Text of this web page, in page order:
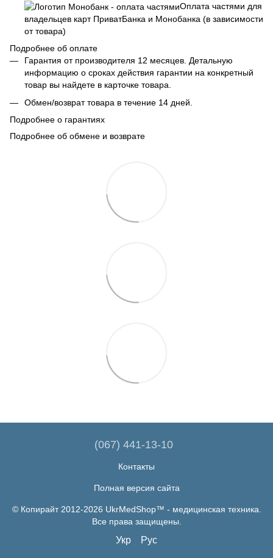
Оплата частями для
владельцев карт ПриватБанка и Монобанка (в зависимости
от товара)
Подробнее об оплате
Гарантия от производителя 12 месяцев. Детальную
информацию о сроках действия гарантии на конкретный
товар вы найдете в карточке товара.
Обмен/возврат товара в течение 14 дней.
Подробнее о гарантиях
Подробнее об обмене и возврате
(067) 441-13-10
Контакты
Полная версия сайта
© Копирайт 2012-2026 UkrMedShop™ - медицинская техника.
Все права защищены.
Укр Рус